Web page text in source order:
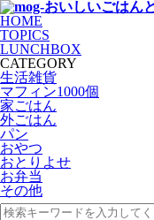
HOME
TOPICS
LUNCHBOX
CATEGORY
生活雑貨
マフィン1000個
家ごはん
外ごはん
パン
おやつ
おとりよせ
お弁当
その他